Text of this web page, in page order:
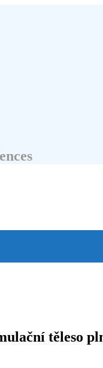
těleso